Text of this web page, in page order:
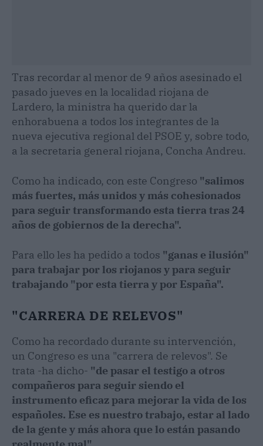
Tras recordar al menor de 9 años asesinado el
pasado jueves en la localidad riojana de
Lardero, la ministra ha querido dar la
enhorabuena a todos los integrantes de la
nueva ejecutiva regional del PSOE y, sobre todo,
a la secretaria general riojana, Concha Andreu.
Como ha indicado, con este Congreso "salimos
más fuertes, más unidos y más cohesionados
para seguir transformando esta tierra tras 24
años de gobiernos de la derecha".
Para ello les ha pedido a todos "ganas e ilusión"
para trabajar por los riojanos y para seguir
trabajando "por esta tierra y por España".
"CARRERA DE RELEVOS"
Como ha recordado durante su intervención,
un Congreso es una "carrera de relevos". Se
trata -ha dicho- "de pasar el testigo a otros
compañeros para seguir siendo el
instrumento eficaz para mejorar la vida de los
españoles. Ese es nuestro trabajo, estar al lado
de la gente y más ahora que lo están pasando